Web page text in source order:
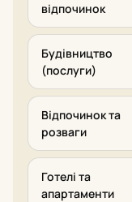
відпочинок
Будівництво
(послуги)
Відпочинок та
розваги
Готелі та
апартаменти